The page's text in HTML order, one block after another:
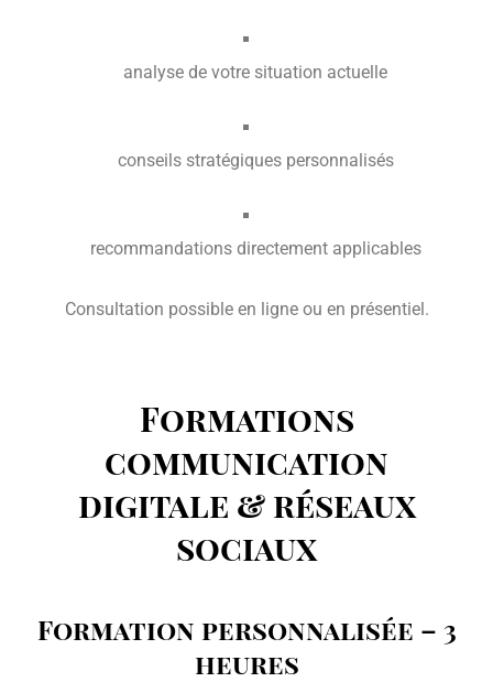
analyse de votre situation actuelle
conseils stratégiques personnalisés
recommandations directement applicables
Consultation possible en ligne ou en présentiel.
Formations
communication
digitale & réseaux
sociaux
Formation personnalisée – 3
heures